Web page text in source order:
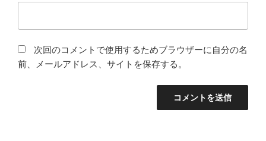
次回のコメントで使用するためブラウザーに自分の名
前、メールアドレス、サイトを保存する。